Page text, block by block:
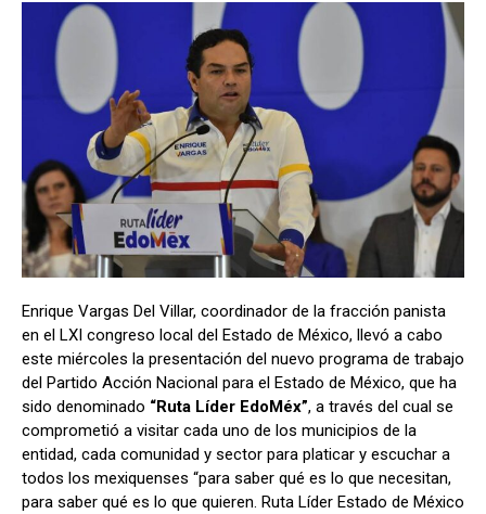
Enrique Vargas Del Villar, coordinador de la fracción panista
en el LXI congreso local del Estado de México, llevó a cabo
este miércoles la presentación del nuevo programa de trabajo
del Partido Acción Nacional para el Estado de México, que ha
sido denominado “Ruta Líder EdoMéx”, a través del cual se
comprometió a visitar cada uno de los municipios de la
entidad, cada comunidad y sector para platicar y escuchar a
todos los mexiquenses “para saber qué es lo que necesitan,
para saber qué es lo que quieren. Ruta Líder Estado de México